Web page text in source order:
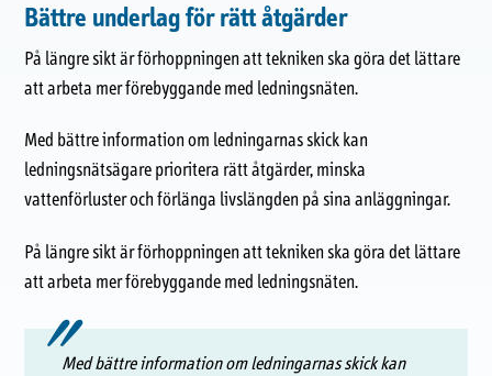
Bättre underlag för rätt åtgärder
På längre sikt är förhoppningen att tekniken ska göra det lättare
att arbeta mer förebyggande med ledningsnäten.
Med bättre information om ledningarnas skick kan
ledningsnätsägare prioritera rätt åtgärder, minska
vattenförluster och förlänga livslängden på sina anläggningar.
På längre sikt är förhoppningen att tekniken ska göra det lättare
att arbeta mer förebyggande med ledningsnäten.
Med bättre information om ledningarnas skick kan